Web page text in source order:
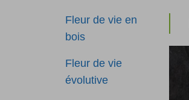
Fleur de vie en
bois
Fleur de vie
évolutive